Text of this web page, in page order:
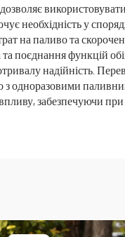
використовувати
необхідність у
на паливо та
поєднання функцій
надійність.
з одноразовими
забезпечуючи